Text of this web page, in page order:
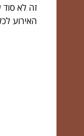
זה לא
האירוע